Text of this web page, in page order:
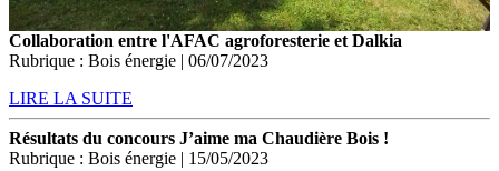
Collaboration entre l'AFAC agroforesterie et Dalkia
Rubrique : Bois énergie | 06/07/2023
LIRE LA SUITE
Résultats du concours J’aime ma Chaudière Bois !
Rubrique : Bois énergie | 15/05/2023